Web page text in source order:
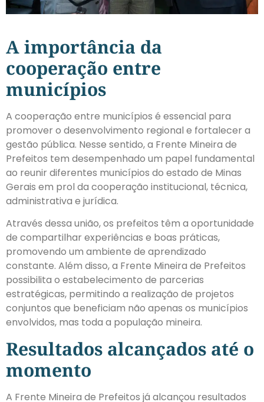
A importância da
cooperação entre
municípios
A cooperação entre municípios é essencial para
promover o desenvolvimento regional e fortalecer a
gestão pública. Nesse sentido, a Frente Mineira de
Prefeitos tem desempenhado um papel fundamental
ao reunir diferentes municípios do estado de Minas
Gerais em prol da cooperação institucional, técnica,
administrativa e jurídica.
Através dessa união, os prefeitos têm a oportunidade
de compartilhar experiências e boas práticas,
promovendo um ambiente de aprendizado
constante. Além disso, a Frente Mineira de Prefeitos
possibilita o estabelecimento de parcerias
estratégicas, permitindo a realização de projetos
conjuntos que beneficiam não apenas os municípios
envolvidos, mas toda a população mineira.
Resultados alcançados até o
momento
A Frente Mineira de Prefeitos já alcançou resultados